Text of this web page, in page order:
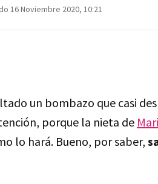
16 Noviembre 2020, 10:21
un bombazo que casi
porque la nieta de
lo hará. Bueno, por saber,